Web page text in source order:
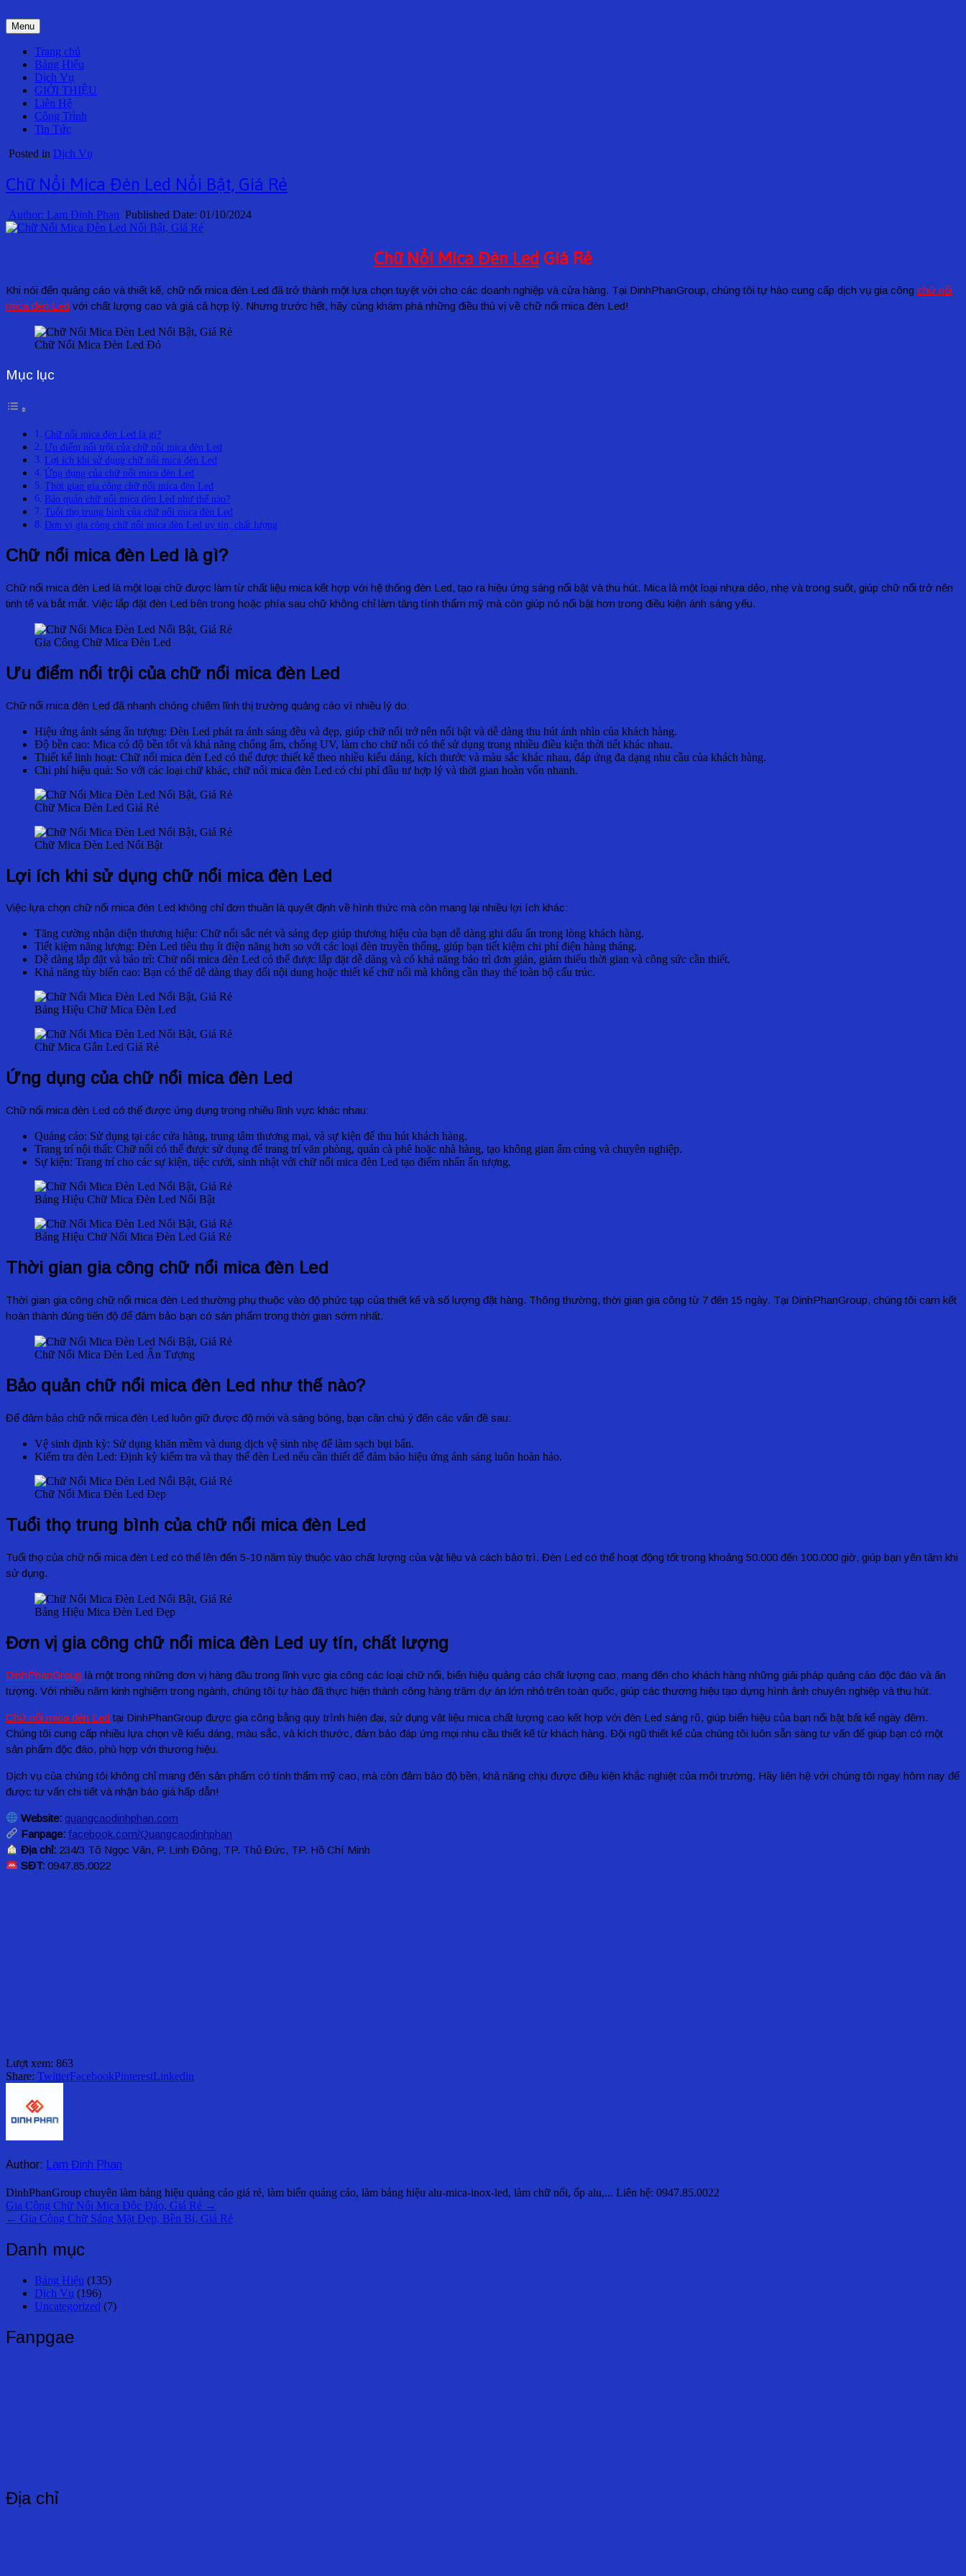
to
content
Menu
Trang chủ
Bảng Hiệu
Dịch Vụ
GIỚI THIỆU
Liên Hệ
Công Trình
Tin Tức
Posted in Dịch Vụ
Chữ Nổi Mica Đèn Led Nổi Bật, Giá Rẻ
Author: Lam Đinh Phan Published Date: 01/10/2024
Chữ Nổi Mica Đèn Led Giá Rẻ
Khi nói đến quảng cáo và thiết kế, chữ nổi mica đèn Led đã trở thành một lựa chọn tuyệt vời cho các doanh nghiệp và cửa hàng. Tại DinhPhanGroup, chúng tôi tự hào cung cấp dịch vụ gia công chữ nổi
mica đèn Led với chất lượng cao và giá cả hợp lý. Nhưng trước hết, hãy cùng khám phá những điều thú vị về chữ nổi mica đèn Led!
Chữ Nổi Mica Đèn Led Đỏ
Mục lục
Chữ nổi mica đèn Led là gì?
Ưu điểm nổi trội của chữ nổi mica đèn Led
Lợi ích khi sử dụng chữ nổi mica đèn Led
Ứng dụng của chữ nổi mica đèn Led
Thời gian gia công chữ nổi mica đèn Led
Bảo quản chữ nổi mica đèn Led như thế nào?
Tuổi thọ trung bình của chữ nổi mica đèn Led
Đơn vị gia công chữ nổi mica đèn Led uy tín, chất lượng
Chữ nổi mica đèn Led là gì?
Chữ nổi mica đèn Led là một loại chữ được làm từ chất liệu mica kết hợp với hệ thống đèn Led, tạo ra hiệu ứng sáng nổi bật và thu hút. Mica là một loại nhựa dẻo, nhẹ và trong suốt, giúp chữ nổi trở nên
tinh tế và bắt mắt. Việc lắp đặt đèn Led bên trong hoặc phía sau chữ không chỉ làm tăng tính thẩm mỹ mà còn giúp nó nổi bật hơn trong điều kiện ánh sáng yếu.
Gia Công Chữ Mica Đèn Led
Ưu điểm nổi trội của chữ nổi mica đèn Led
Chữ nổi mica đèn Led đã nhanh chóng chiếm lĩnh thị trường quảng cáo vì nhiều lý do:
Hiệu ứng ánh sáng ấn tượng: Đèn Led phát ra ánh sáng đều và đẹp, giúp chữ nổi trở nên nổi bật và dễ dàng thu hút ánh nhìn của khách hàng.
Độ bền cao: Mica có độ bền tốt và khả năng chống ẩm, chống UV, làm cho chữ nổi có thể sử dụng trong nhiều điều kiện thời tiết khác nhau.
Thiết kế linh hoạt: Chữ nổi mica đèn Led có thể được thiết kế theo nhiều kiểu dáng, kích thước và màu sắc khác nhau, đáp ứng đa dạng nhu cầu của khách hàng.
Chi phí hiệu quả: So với các loại chữ khác, chữ nổi mica đèn Led có chi phí đầu tư hợp lý và thời gian hoàn vốn nhanh.
Chữ Mica Đèn Led Giá Rẻ
Chữ Mica Đèn Led Nổi Bật
Lợi ích khi sử dụng chữ nổi mica đèn Led
Việc lựa chọn chữ nổi mica đèn Led không chỉ đơn thuần là quyết định về hình thức mà còn mang lại nhiều lợi ích khác:
Tăng cường nhận diện thương hiệu: Chữ nổi sắc nét và sáng đẹp giúp thương hiệu của bạn dễ dàng ghi dấu ấn trong lòng khách hàng.
Tiết kiệm năng lượng: Đèn Led tiêu thụ ít điện năng hơn so với các loại đèn truyền thống, giúp bạn tiết kiệm chi phí điện hàng tháng.
Dễ dàng lắp đặt và bảo trì: Chữ nổi mica đèn Led có thể được lắp đặt dễ dàng và có khả năng bảo trì đơn giản, giảm thiểu thời gian và công sức cần thiết.
Khả năng tùy biến cao: Bạn có thể dễ dàng thay đổi nội dung hoặc thiết kế chữ nổi mà không cần thay thế toàn bộ cấu trúc.
Bảng Hiệu Chữ Mica Đèn Led
Chữ Mica Gắn Led Giá Rẻ
Ứng dụng của chữ nổi mica đèn Led
Chữ nổi mica đèn Led có thể được ứng dụng trong nhiều lĩnh vực khác nhau:
Quảng cáo: Sử dụng tại các cửa hàng, trung tâm thương mại, và sự kiện để thu hút khách hàng.
Trang trí nội thất: Chữ nổi có thể được sử dụng để trang trí văn phòng, quán cà phê hoặc nhà hàng, tạo không gian ấm cúng và chuyên nghiệp.
Sự kiện: Trang trí cho các sự kiện, tiệc cưới, sinh nhật với chữ nổi mica đèn Led tạo điểm nhấn ấn tượng.
Bảng Hiệu Chữ Mica Đèn Led Nổi Bật
Bảng Hiệu Chữ Nổi Mica Đèn Led Giá Rẻ
Thời gian gia công chữ nổi mica đèn Led
Thời gian gia công chữ nổi mica đèn Led thường phụ thuộc vào độ phức tạp của thiết kế và số lượng đặt hàng. Thông thường, thời gian gia công từ 7 đến 15 ngày. Tại DinhPhanGroup, chúng tôi cam kết
hoàn thành đúng tiến độ để đảm bảo bạn có sản phẩm trong thời gian sớm nhất.
Chữ Nổi Mica Đèn Led Ấn Tượng
Bảo quản chữ nổi mica đèn Led như thế nào?
Để đảm bảo chữ nổi mica đèn Led luôn giữ được độ mới và sáng bóng, bạn cần chú ý đến các vấn đề sau:
Vệ sinh định kỳ: Sử dụng khăn mềm và dung dịch vệ sinh nhẹ để làm sạch bụi bẩn.
Kiểm tra đèn Led: Định kỳ kiểm tra và thay thế đèn Led nếu cần thiết để đảm bảo hiệu ứng ánh sáng luôn hoàn hảo.
Chữ Nổi Mica Đèn Led Đẹp
Tuổi thọ trung bình của chữ nổi mica đèn Led
Tuổi thọ của chữ nổi mica đèn Led có thể lên đến 5-10 năm tùy thuộc vào chất lượng của vật liệu và cách bảo trì. Đèn Led có thể hoạt động tốt trong khoảng 50.000 đến 100.000 giờ, giúp bạn yên tâm khi
sử dụng.
Bảng Hiệu Mica Đèn Led Đẹp
Đơn vị gia công chữ nổi mica đèn Led uy tín, chất lượng
DinhPhanGroup là một trong những đơn vị hàng đầu trong lĩnh vực gia công các loại chữ nổi, biển hiệu quảng cáo chất lượng cao, mang đến cho khách hàng những giải pháp quảng cáo độc đáo và ấn
tượng. Với nhiều năm kinh nghiệm trong ngành, chúng tôi tự hào đã thực hiện thành công hàng trăm dự án lớn nhỏ trên toàn quốc, giúp các thương hiệu tạo dựng hình ảnh chuyên nghiệp và thu hút.
Chữ nổi mica đèn Led tại DinhPhanGroup được gia công bằng quy trình hiện đại, sử dụng vật liệu mica chất lượng cao kết hợp với đèn Led sáng rõ, giúp biển hiệu của bạn nổi bật bất kể ngày đêm.
Chúng tôi cung cấp nhiều lựa chọn về kiểu dáng, màu sắc, và kích thước, đảm bảo đáp ứng mọi nhu cầu thiết kế từ khách hàng. Đội ngũ thiết kế của chúng tôi luôn sẵn sàng tư vấn để giúp bạn có một
sản phẩm độc đáo, phù hợp với thương hiệu.
Dịch vụ của chúng tôi không chỉ mang đến sản phẩm có tính thẩm mỹ cao, mà còn đảm bảo độ bền, khả năng chịu được điều kiện khắc nghiệt của môi trường. Hãy liên hệ với chúng tôi ngay hôm nay để
được tư vấn chi tiết và nhận báo giá hấp dẫn!
Website: quangcaodinhphan.com
Fanpage: facebook.com/Quangcaodinhphan
Địa chỉ: 234/3 Tô Ngọc Vân, P. Linh Đông, TP. Thủ Đức, TP. Hồ Chí Minh
SĐT: 0947.85.0022
Lượt xem: 863
Share: TwitterFacebookPinterestLinkedin
Author: Lam Đinh Phan
DinhPhanGroup chuyên làm bảng hiệu quảng cáo giá rẻ, làm biển quảng cáo, làm bảng hiệu alu-mica-inox-led, làm chữ nổi, ốp alu,... Liên hệ: 0947.85.0022
Điều
hướng
bài
Gia Công Chữ Nổi Mica Độc Đáo, Giá Rẻ →
← Gia Công Chữ Sáng Mặt Đẹp, Bền Bỉ, Giá Rẻ
Danh mục
Bảng Hiệu (135)
Dịch Vụ (196)
Uncategorized (7)
Fanpgae
Địa chỉ